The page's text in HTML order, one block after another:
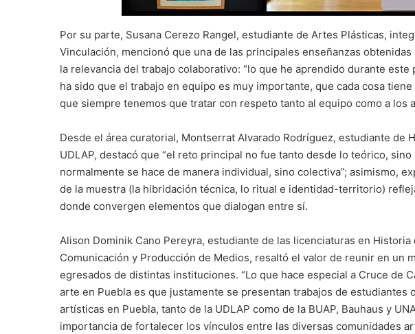
Por su parte, Susana Cerezo Rangel, estudiante de Artes Plásticas,
Vinculación, mencionó que una de las principales enseñanzas
la relevancia del trabajo colaborativo: “lo que he aprendido durante
ha sido que el trabajo en equipo es muy importante, que cada cosa
que siempre tenemos que tratar con respeto tanto al equipo como a los
Desde el área curatorial, Montserrat Alvarado Rodríguez, estudiante de
UDLAP, destacó que “el reto principal no fue tanto desde lo teórico,
normalmente se hace de manera individual, sino colectiva”; asimismo,
de la muestra (la hibridación técnica, lo ritual e identidad-territorio)
donde convergen elementos que dialogan entre sí.
Alison Dominik Cano Pereyra, estudiante de las licenciaturas en
Comunicación y Producción de Medios, resaltó el valor de reunir en un
egresados de distintas instituciones. “Lo que hace especial a Cruce de
arte en Puebla es que justamente se presentan trabajos de estudiantes
artísticas en Puebla, tanto de la UDLAP como de la BUAP, Bauhaus y
importancia de fortalecer los vínculos entre las diversas comunidades